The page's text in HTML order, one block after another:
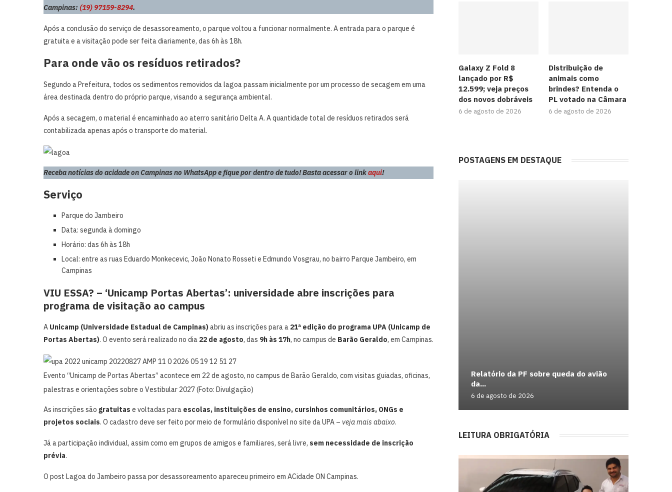
Campinas: (19) 97159-8294.
Após a conclusão do serviço de desassoreamento, o parque voltou a funcionar normalmente. A entrada para o parque é
gratuita e a visitação pode ser feita diariamente, das 6h às 18h.
Para onde vão os resíduos retirados?
Segundo a Prefeitura, todos os sedimentos removidos da lagoa passam inicialmente por um processo de secagem em uma
área destinada dentro do próprio parque, visando a segurança ambiental.
Após a secagem, o material é encaminhado ao aterro sanitário Delta A. A quantidade total de resíduos retirados será
contabilizada apenas após o transporte do material.
Receba notícias do acidade on Campinas no WhatsApp e fique por dentro de tudo! Basta acessar o linkaqui!
Serviço
Parque do Jambeiro
Data: segunda à domingo
Horário: das 6h às 18h
Local: entre as ruas Eduardo Monkecevic, João Nonato Rosseti e Edmundo Vosgrau, no bairro Parque Jambeiro, em
Campinas
VIU ESSA? – ‘Unicamp Portas Abertas’: universidade abre inscrições para
programa de visitação ao campus
A Unicamp (Universidade Estadual de Campinas)abriu as inscrições para a 21ª edição do programa UPA (Unicamp de
Portas Abertas). O evento será realizado no dia 22 de agosto, das 9h às 17h, no campus de Barão Geraldo, em Campinas.
Evento “Unicamp de Portas Abertas” acontece em 22 de agosto, no campus de Barão Geraldo, com visitas guiadas, oficinas,
palestras e orientações sobre o Vestibular 2027 (Foto: Divulgação)
As inscrições são gratuitas e voltadas para escolas, instituições de ensino, cursinhos comunitários, ONGs e
projetos sociais. O cadastro deve ser feito por meio de formulário disponível no site da UPA – veja mais abaixo.
Já a participação individual, assim como em grupos de amigos e familiares, será livre, sem necessidade de inscrição
prévia.
O post Lagoa do Jambeiro passa por desassoreamento apareceu primeiro em ACidade ON Campinas.
Galaxy Z Fold 8
lançado por R$
12.599; veja preços
dos novos dobráveis
6 de agosto de 2026
Distribuição de
animais como
brindes? Entenda o
PL votado na Câmara
6 de agosto de 2026
POSTAGENS EM DESTAQUE
Relatório da PF sobre queda do avião
da...
6 de agosto de 2026
LEITURA OBRIGATÓRIA